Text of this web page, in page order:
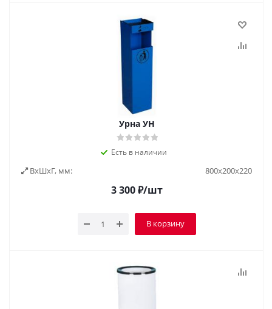
Урна УН
Есть в наличии
ВxШxГ, мм: 800х200х220
3 300₽/шт
В корзину